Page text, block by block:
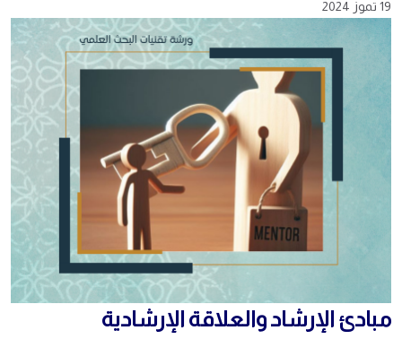
19 تموز 2024
مبادئ الإرشاد والعلاقة الإرشادية